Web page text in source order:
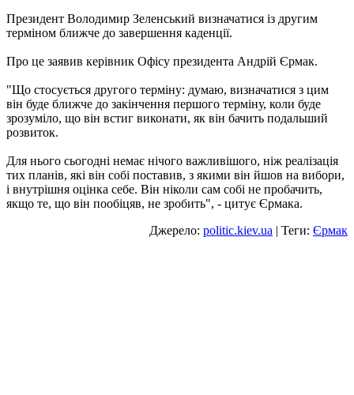
Президент Володимир Зеленський визначатися із другим
терміном ближче до завершення каденції.
Про це заявив керівник Офісу президента Андрій Єрмак.
"Що стосується другого терміну: думаю, визначатися з цим
він буде ближче до закінчення першого терміну, коли буде
зрозуміло, що він встиг виконати, як він бачить подальший
розвиток.
Для нього сьогодні немає нічого важливішого, ніж реалізація
тих планів, які він собі поставив, з якими він йшов на вибори,
і внутрішня оцінка себе. Він ніколи сам собі не пробачить,
якщо те, що він пообіцяв, не зробить", - цитує Єрмака.
Джерело: politic.kiev.ua | Теги: Єрмак